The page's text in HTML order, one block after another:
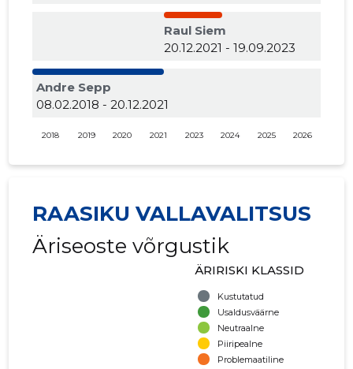
Raul Siem
20.12.2021 - 19.09.2023
Andre Sepp
08.02.2018 - 20.12.2021
2018 2019 2020 2021 2023 2024 2025 2026
RAASIKU VALLAVALITSUS
Äriseoste võrgustik
ÄRIRISKI KLASSID
Kustutatud
Usaldusväärne
Neutraalne
Piiripealne
Problemaatiline